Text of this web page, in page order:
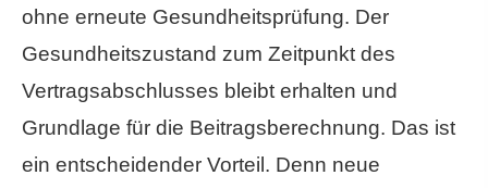
ohne erneute Gesundheitsprüfung. Der
Gesundheitszustand zum Zeitpunkt des
Vertragsabschlusses bleibt erhalten und
Grundlage für die Beitragsberechnung. Das ist
ein entscheidender Vorteil. Denn neue